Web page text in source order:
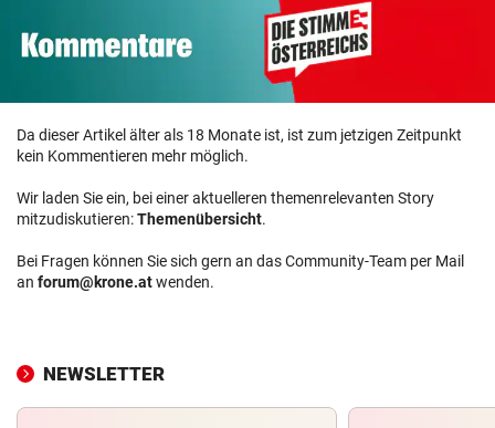
Da dieser Artikel älter als 18 Monate ist, ist zum jetzigen Zeitpunkt
kein Kommentieren mehr möglich.
Wir laden Sie ein, bei einer aktuelleren themenrelevanten Story
mitzudiskutieren:Themenübersicht.
Bei Fragen können Sie sich gern an das Community-Team per Mail
an forum@krone.atwenden.
NEWSLETTER